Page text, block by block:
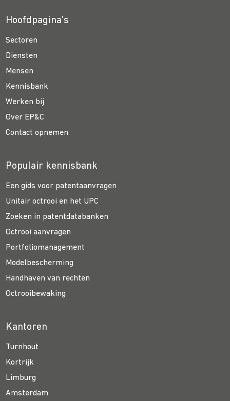
Hoofdpagina’s
Sectoren
Diensten
Mensen
Kennisbank
Werken bij
Over EP&C
Contact opnemen
Populair kennisbank
Een gids voor patentaanvragen
Unitair octrooi en het UPC
Zoeken in patentdatabanken
Octrooi aanvragen
Portfoliomanagement
Modelbescherming
Handhaven van rechten
Octrooibewaking
Kantoren
Turnhout
Kortrijk
Limburg
Amsterdam